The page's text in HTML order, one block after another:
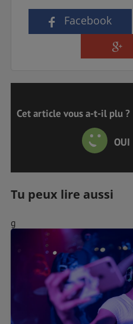
Facebook
Cet article vous a-t-il plu ?
OUI
Tu peux lire aussi
g